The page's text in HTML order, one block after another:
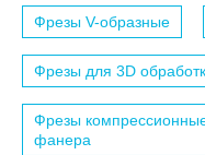
Фрезы V-образные
Фрезы для 3D
Фрезы
фанера